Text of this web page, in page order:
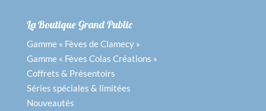
La Boutique Grand Public
Gamme « Fèves de Clamecy »
Gamme « Fèves Colas Créations »
Coffrets & Présentoirs
Séries spéciales & limitées
Nouveautés